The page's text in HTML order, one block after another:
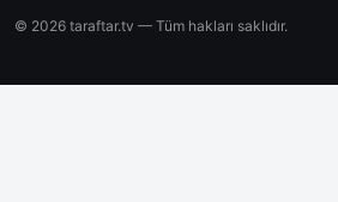
© 2026 taraftar.tv — Tüm hakları saklıdır.